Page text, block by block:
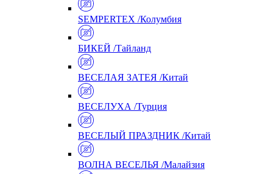
SEMPERTEX /Колумбия
БИКЕЙ /Тайланд
ВЕСЕЛАЯ ЗАТЕЯ /Китай
ВЕСЕЛУХА /Турция
ВЕСЕЛЫЙ ПРАЗДНИК /Китай
ВОЛНА ВЕСЕЛЬЯ /Малайзия